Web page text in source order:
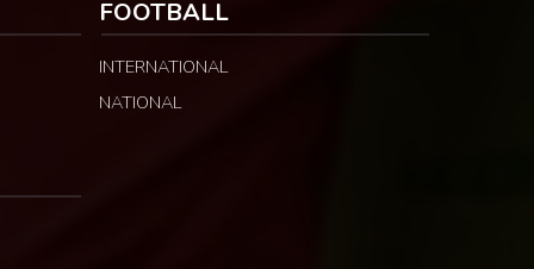
FOOTBALL
INTERNATIONAL
NATIONAL